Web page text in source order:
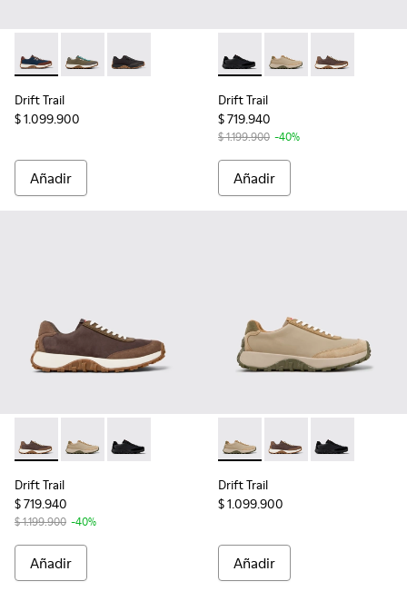
Drift Trail - K100864-051 - Sneakers de tejido y nobuk
Drift Trail - K100864-049 - Sneakers de tejido y
Drift Trail - K100864-022 - Sneakers
Drift Trail
$ 1.099.900
Añadir
Drift Trail - K100928-015 -
Drift Trail -Drift Trail -
Drift Trail
$ 719.940
$ 1.199.900 -40%
Añadir
Drift Trail - K100928-020 - Sneakers marrones de nobuk
Drift Trail - K100928-026 - Zapatillas multicolor de
Drift Trail - K100928-015 - Sneakers negras
Drift Trail
$ 719.940
$ 1.199.900 -40%
Añadir
Drift Trail - K100928-026 -
Drift Trail -Drift Trail -
Drift Trail
$ 1.099.900
Añadir